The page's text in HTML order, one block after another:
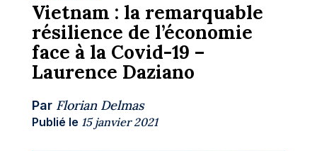
Vietnam : la remarquable
résilience de l’économie
face à la Covid-19 –
Laurence Daziano
Par Florian Delmas
Publié le 15 janvier 2021